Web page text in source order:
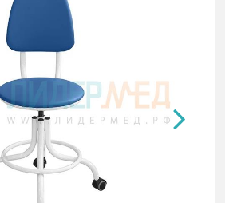
(диаметр) опоры 530 мм. Кольцо